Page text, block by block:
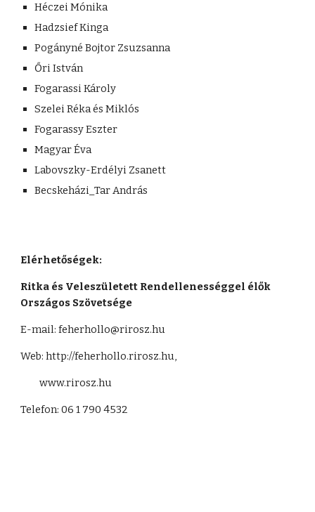
Héczei Mónika
Hadzsief Kinga
Pogányné Bojtor Zsuzsanna
Őri István
Fogarassi Károly
Szelei Réka és Miklós
Fogarassy Eszter
Magyar Éva
Labovszky-Erdélyi Zsanett
Becskeházi_Tar András
Elérhetőségek:
Ritka és Veleszületett Rendellenességgel élők
Országos Szövetsége
E-mail: feherhollo@rirosz.hu
Web: http://feherhollo.rirosz.hu,
         www.rirosz.hu
Telefon: 06 1 790 4532